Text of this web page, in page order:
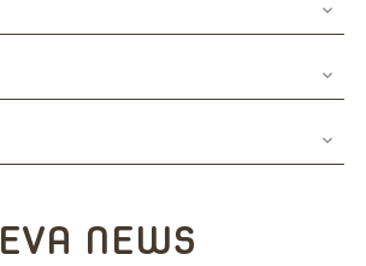



EVA NEWS